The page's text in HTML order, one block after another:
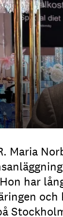
Maria
har